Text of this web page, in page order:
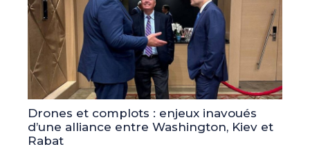
Drones et complots : enjeux inavoués
d’une alliance entre Washington, Kiev et
Rabat